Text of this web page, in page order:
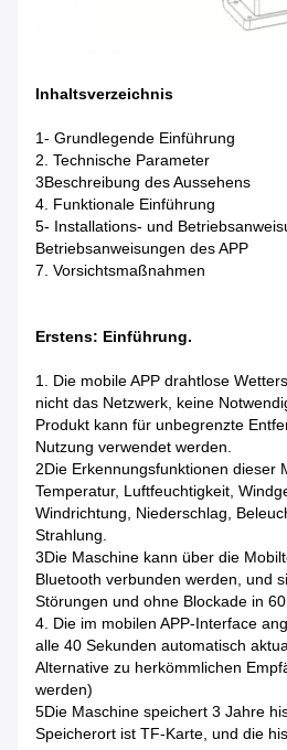
Inhaltsverzeichnis
1- Grundlegende Einführung
2. Technische Parameter
3Beschreibung des Aussehens
4. Funktionale Einführung
5- Installations- und
Betriebsanweisungen des APP
7. Vorsichtsmaßnahmen
Erstens: Einführung.
1. Die mobile APP drahtlose
nicht das Netzwerk, keine
Produkt kann für unbegrenzte
Nutzung verwendet werden.
2Die Erkennungsfunktionen dieser
Temperatur, Luftfeuchtigkeit,
Windrichtung, Niederschlag,
Strahlung.
3Die Maschine kann über die
Bluetooth verbunden werden, und
Störungen und ohne Blockade in
4. Die im mobilen APP-Interface
alle 40 Sekunden automatisch
Alternative zu herkömmlichen
werden)
5Die Maschine speichert 3 Jahre
Speicherort ist TF-Karte, und die